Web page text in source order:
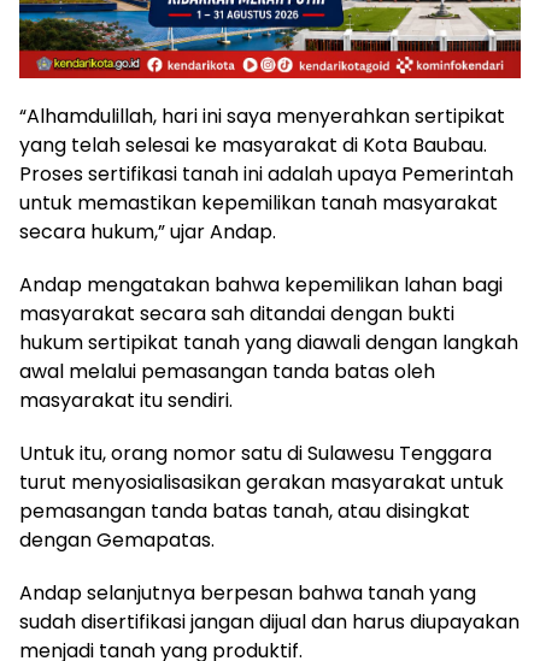
“Alhamdulillah, hari ini saya menyerahkan sertipikat
yang telah selesai ke masyarakat di Kota Baubau.
Proses sertifikasi tanah ini adalah upaya Pemerintah
untuk memastikan kepemilikan tanah masyarakat
secara hukum,” ujar Andap.
Andap mengatakan bahwa kepemilikan lahan bagi
masyarakat secara sah ditandai dengan bukti
hukum sertipikat tanah yang diawali dengan langkah
awal melalui pemasangan tanda batas oleh
masyarakat itu sendiri.
Untuk itu, orang nomor satu di Sulawesu Tenggara
turut menyosialisasikan gerakan masyarakat untuk
pemasangan tanda batas tanah, atau disingkat
dengan Gemapatas.
Andap selanjutnya berpesan bahwa tanah yang
sudah disertifikasi jangan dijual dan harus diupayakan
menjadi tanah yang produktif.